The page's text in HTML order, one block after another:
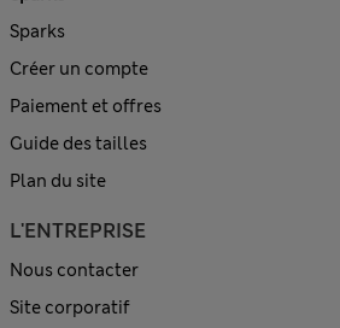
Sparks
Créer un compte
Paiement et offres
Guide des tailles
Plan du site
L'ENTREPRISE
Nous contacter
Site corporatif